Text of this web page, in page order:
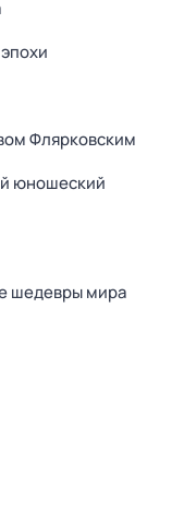
Флярковским
юношеский
шедевры мира